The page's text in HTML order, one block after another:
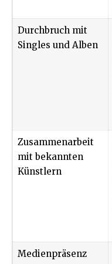
Durchbruch mit
Singles und Alben
Zusammenarbeit
mit bekannten
Künstlern
Medienpräsenz